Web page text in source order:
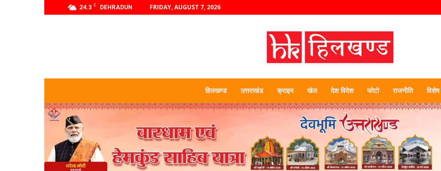
24.3 C DEHRADUN FRIDAY, AUGUST 7, 2026
हिलखण्ड
हिलखण्ड उत्तराखंड क्राइम खेल देश विदेश फोटो राजनीति विशेष